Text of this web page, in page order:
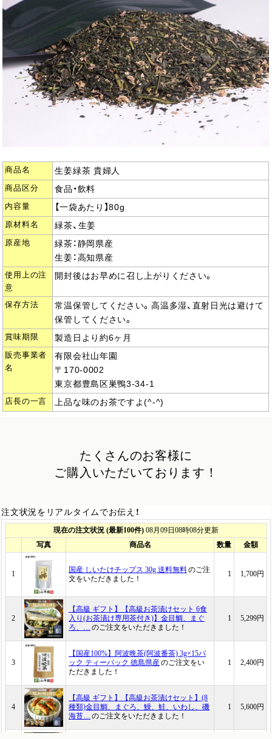
商品名 生姜緑茶 貴婦人
商品区分 食品・飲料
内容量 【一袋あたり】80g
原材料名 緑茶、生姜
原産地
緑茶：静岡県産
生姜：高知県産
使用上の注
意
開封後はお早めに召し上がりください。
保存方法
常温保管してください。高温多湿、直射日光は避けて
保管してください。
賞味期限 製造日より約6ヶ月
販売事業者
名
有限会社山年園
〒170-0002
東京都豊島区巣鴨3-34-1
店長の一言 上品な味のお茶ですよ(^-^)
たくさんのお客様に
ご購入いただいております！
注文状況をリアルタイムでお伝え！